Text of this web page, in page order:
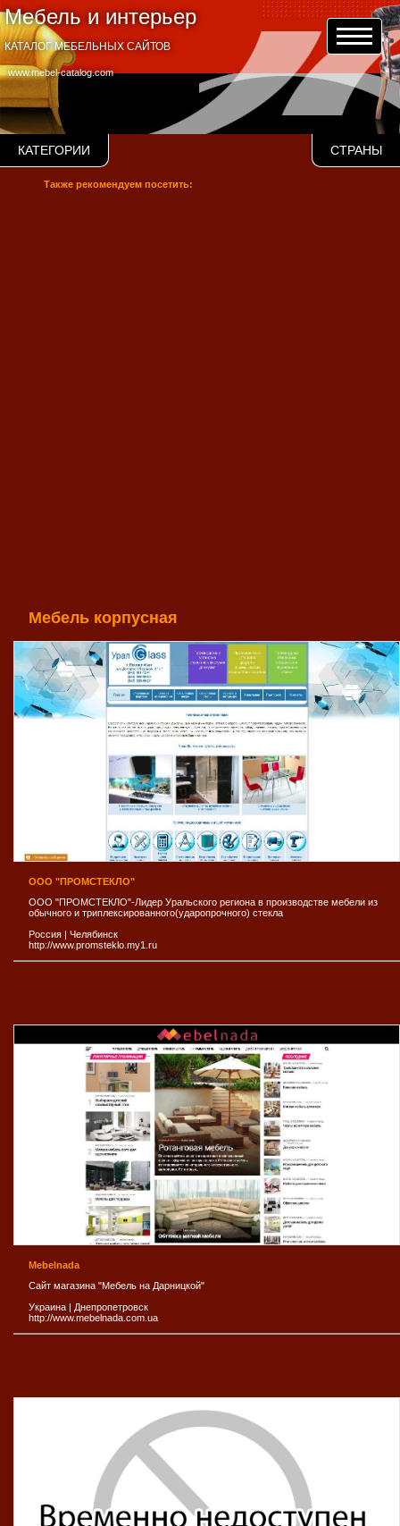
Мебель и интерьер
www.mebel-catalog.com
КАТАЛОГ МЕБЕЛЬНЫХ САЙТОВ
КАТЕГОРИИ СТРАНЫ
Также рекомендуем посетить:
Мебель корпусная
ООО "ПРОМСТЕКЛО"
ООО "ПРОМСТЕКЛО"-Лидер Уральского региона в производстве мебели из
обычного и триплексированного(ударопрочного) стекла
Россия | Челябинск
http://www.promsteklo.my1.ru
Mebelnada
Сайт магазина "Мебель на Дарницкой"
Украина | Днепропетровск
http://www.mebelnada.com.ua